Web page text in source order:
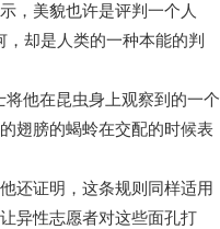
，美貌也许是评判一个人
却是人类的一种本能的判
他在昆虫身上观察到的一个
翅膀的蝎蛉在交配的时候表
还证明，这条规则同样适用
异性志愿者对这些面孔打